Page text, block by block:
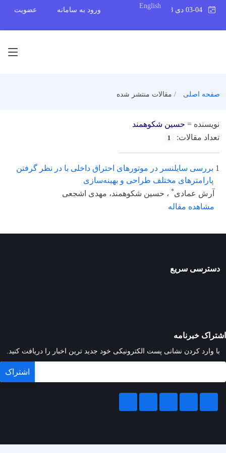
English
ورود به سامانه عضویت
صفحه اصلی مقالات منتشر شده
نویسنده = حسین شکوهمند
تعداد مقالات:
1
1 بررسی سایلنسر در موتورهای احتراق داخلی با در نظر گرفتن
پارامترهای مختلف طراحی و بهینه‌سازی
آرش عمادی* ، حسین شکوهمند، مهدی اشجعی
مشاهده مقاله
دسترسی سریع
اشتراک خبرنامه
با وارد کردن نشانی پست الکترونیکی خود جدید ترین اخبار را دریافت کنید.